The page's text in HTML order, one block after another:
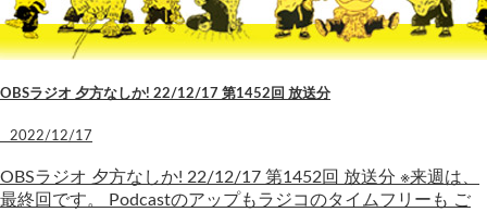
OBSラジオ 夕方なしか! 22/12/17 第1452回 放送分
2022/12/17
OBSラジオ 夕方なしか! 22/12/17 第1452回 放送分 ※来週は、
最終回です。 Podcastのアップもラジコのタイムフリーも ご